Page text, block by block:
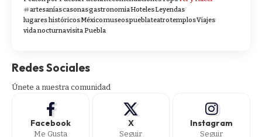
artesaníascasonasgastronomiaHotelesLeyendas
lugares históricosMéxicomuseospueblateatrotemplosViajes
vida nocturnavisita Puebla
Redes Sociales
Únete a nuestra comunidad
Facebook
Me Gusta
X
Seguir
Instagram
Seguir